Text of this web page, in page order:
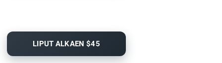
LIPUT ALKAEN $45